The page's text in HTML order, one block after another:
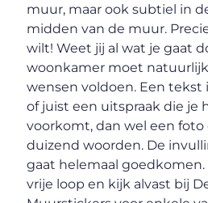
muur, maar ook subtiel in
midden van de muur.
wilt! Weet jij al wat je gaat
woonkamer moet
wensen voldoen. Een tekst
of juist een uitspraak die je
voorkomt, dan wel een
duizend woorden. De
gaat helemaal goedkomen.
vrije loop en kijk alvast bij